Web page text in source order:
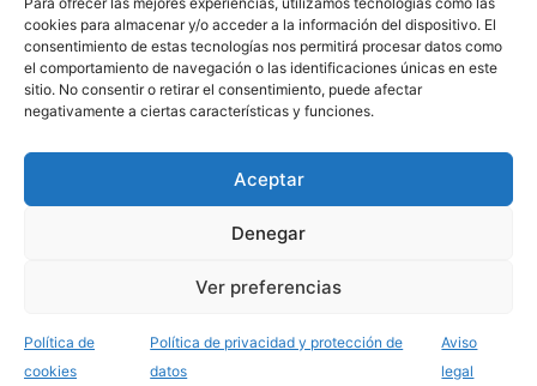
cookies para almacenar y/o acceder a la información del dispositivo. El
consentimiento de estas tecnologías nos permitirá procesar datos como
el comportamiento de navegación o las identificaciones únicas en este
sitio. No consentir o retirar el consentimiento, puede afectar
negativamente a ciertas características y funciones.
Aceptar
Denegar
Ver preferencias
Política de
cookies
Política de privacidad y protección de
datos
Aviso
legal
+34 931 69 11 91
Motor Tàrrega Trucks BARCELONA
Zona Franca, Carrer E, s/n 08040 Barcelona, España
Política de cookiesAviso legalCondiciones generales
Desarrollado por Marketing Acción